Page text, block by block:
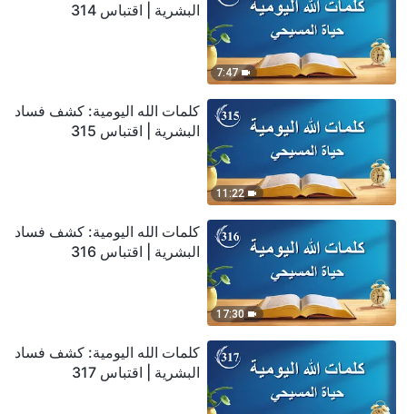
7:47
البشرية | اقتباس 314
11:22
كلمات الله اليومية: كشف فساد
البشرية | اقتباس 315
17:30
كلمات الله اليومية: كشف فساد
البشرية | اقتباس 316
كلمات الله اليومية: كشف فساد
البشرية | اقتباس 317